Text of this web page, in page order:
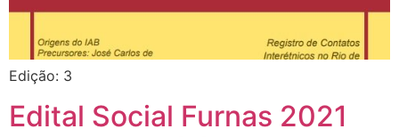
Edição: 3
Edital Social Furnas 2021